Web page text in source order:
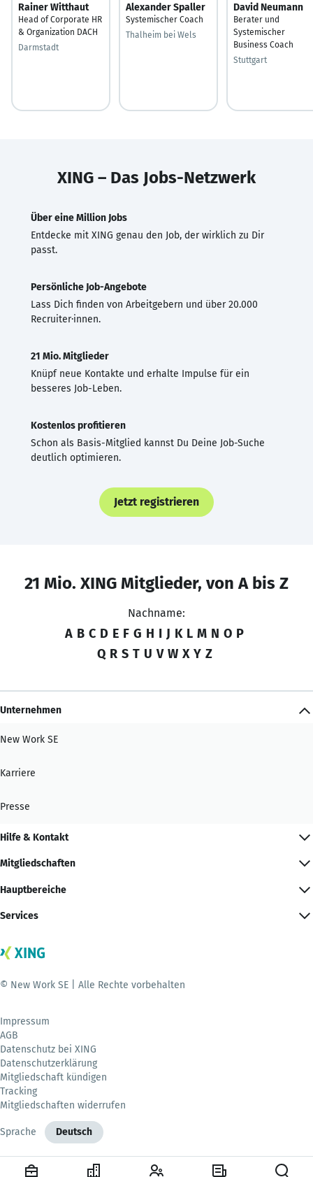
Rainer Witthaut
Head of Corporate HR
& Organization DACH
Darmstadt
Alexander Spaller
Systemischer Coach
Thalheim bei Wels
David Neumann
Berater und
Systemischer
Business Coach
Stuttgart
XING – Das Jobs-Netzwerk
Über eine Million Jobs
Entdecke mit XING genau den Job, der wirklich zu Dir
passt.
Persönliche Job-Angebote
Lass Dich finden von Arbeitgebern und über 20.000
Recruiter·innen.
21 Mio. Mitglieder
Knüpf neue Kontakte und erhalte Impulse für ein
besseres Job-Leben.
Kostenlos profitieren
Schon als Basis-Mitglied kannst Du Deine Job-Suche
deutlich optimieren.
Jetzt registrieren
21 Mio. XING Mitglieder, von A bis Z
Nachname:
A B C D E F G H I J K L M N O P
Q R S T U V W X Y Z
Unternehmen
New Work SE
Karriere
Presse
Hilfe & Kontakt
Mitgliedschaften
Hauptbereiche
Services
© New Work SE | Alle Rechte vorbehalten
Impressum
AGB
Datenschutz bei XING
Datenschutzerklärung
Mitgliedschaft kündigen
Tracking
Mitgliedschaften widerrufen
Sprache Deutsch